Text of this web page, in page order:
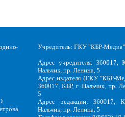
Учредитель: ГКУ "КБР-Медиа"
Адрес учредителя: 360017,
Нальчик, пр. Ленина, 5
Адрес издателя (ГКУ "КБР-
360017, КБР, г .Нальчик, пр.
5
Адрес редакции: 360017,
Нальчик, пр. Ленина, 5